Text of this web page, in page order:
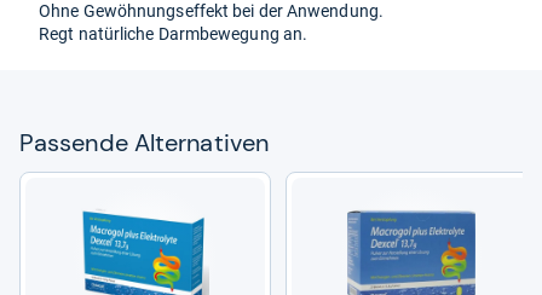
Ohne Gewöh­nungs­ef­fekt bei der Anwen­dung.
Regt natür­li­che Darm­be­we­gung an.
Pas­sende Alter­na­ti­ven